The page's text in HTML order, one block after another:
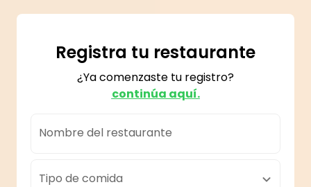
Registra tu restaurante
¿Ya comenzaste tu registro?
continúa aquí.
Nombre del restaurante
Tipo de comida